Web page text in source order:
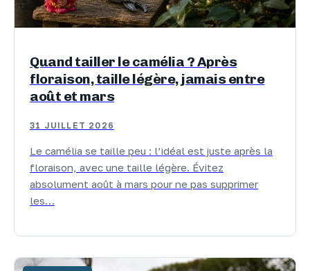
Quand tailler le camélia ? Après
floraison, taille légère, jamais entre
août et mars
31 JUILLET 2026
Le camélia se taille peu : l’idéal est juste après la
floraison, avec une taille légère. Évitez
absolument août à mars pour ne pas supprimer
les…